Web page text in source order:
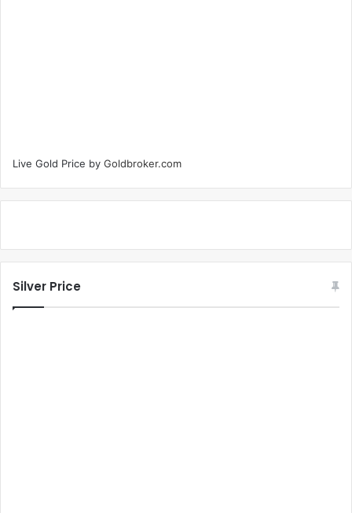
Live Gold Price by Goldbroker.com
Silver Price